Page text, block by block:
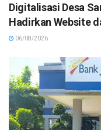
Digitalisasi Desa
Hadirkan Website
06/08/2026